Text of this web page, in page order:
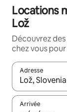
Locations
Lož
Découvrez
chez vous
Adresse
Lorsque les
Arrivée